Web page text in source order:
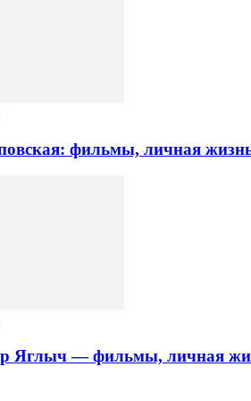
фильмы, личная
Яглыч — фильмы, личная